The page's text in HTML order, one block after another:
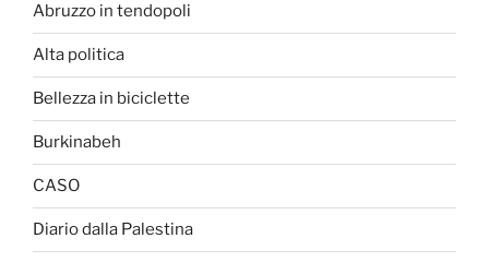
Abruzzo in tendopoli
Alta politica
Bellezza in biciclette
Burkinabeh
CASO
Diario dalla Palestina